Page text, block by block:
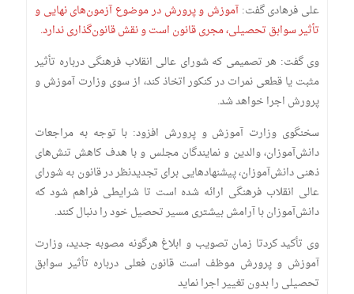
علی فرهادی گفت: آموزش و پرورش در موضوع آزمون‌های نهایی و
تأثیر سوابق تحصیلی، مجری قانون است و نقش قانون‌گذاری ندارد.
وی گفت: هر تصمیمی که شورای عالی انقلاب فرهنگی درباره تأثیر
مثبت یا قطعی نمرات در کنکور اتخاذ کند، از سوی وزارت آموزش و
پرورش اجرا خواهد شد.
سخنگوی وزارت آموزش و پرورش افزود: با توجه به مراجعات
دانش‌آموزان، والدین و نمایندگان مجلس و با هدف کاهش تنش‌های
ذهنی دانش‌آموزان، پیشنهاد‌هایی برای تجدیدنظر در قانون به شورای
عالی انقلاب فرهنگی ارائه شده است تا شرایطی فراهم شود که
دانش‌آموزان با آرامش بیشتری مسیر تحصیل خود را دنبال کنند.
وی تأکید کردتا زمان تصویب و ابلاغ هرگونه مصوبه جدید، وزارت
آموزش و پرورش موظف است قانون فعلی درباره تأثیر سوابق
تحصیلی را بدون تغییر اجرا نماید